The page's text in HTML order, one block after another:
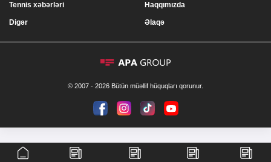
Tennis xəbərləri
Digər
Haqqımızda
Əlaqə
© 2007 - 2026 Bütün müəllif hüquqları qorunur.